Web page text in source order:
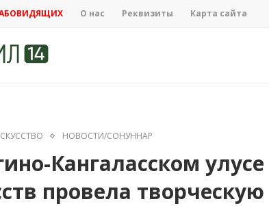
О нас Реквизиты Карта сайта
НОВОСТИ/СОНУННАР
Кангаласском
провела